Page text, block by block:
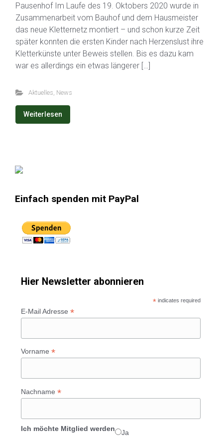
Pausenhof Im Laufe des 19. Oktobers 2020 wurde in
Zusammenarbeit vom Bauhof und dem Hausmeister
das neue Kletternetz montiert – und schon kurze Zeit
später konnten die ersten Kinder nach Herzenslust ihre
Kletterkünste unter Beweis stellen. Bis es dazu kam
war es allerdings ein etwas längerer […]
Aktuelles News
Weiterlesen
Einfach spenden mit PayPal
Hier Newsletter abonnieren
*indicates required
E-Mail Adresse *
Vorname *
Nachname *
Ich möchte Mitglied werden Ja